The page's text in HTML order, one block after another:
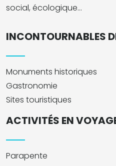
social, écologique…
INCONTOURNABLES
Monuments historiques
Gastronomie
Sites touristiques
ACTIVITÉS EN
Parapente